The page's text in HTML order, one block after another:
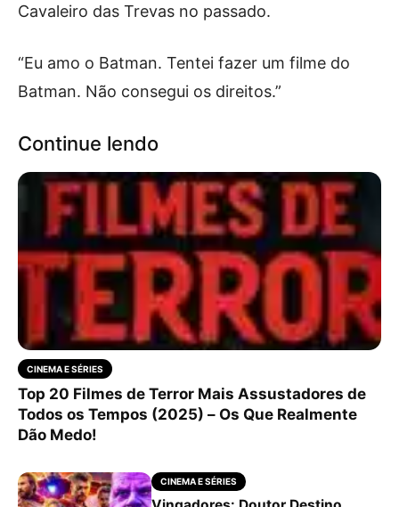
Cavaleiro das Trevas no passado.
“Eu amo o Batman. Tentei fazer um filme do
Batman. Não consegui os direitos.”
Continue lendo
CINEMA E SÉRIES
Top 20 Filmes de Terror Mais Assustadores de
Todos os Tempos (2025) – Os Que Realmente
Dão Medo!
CINEMA E SÉRIES